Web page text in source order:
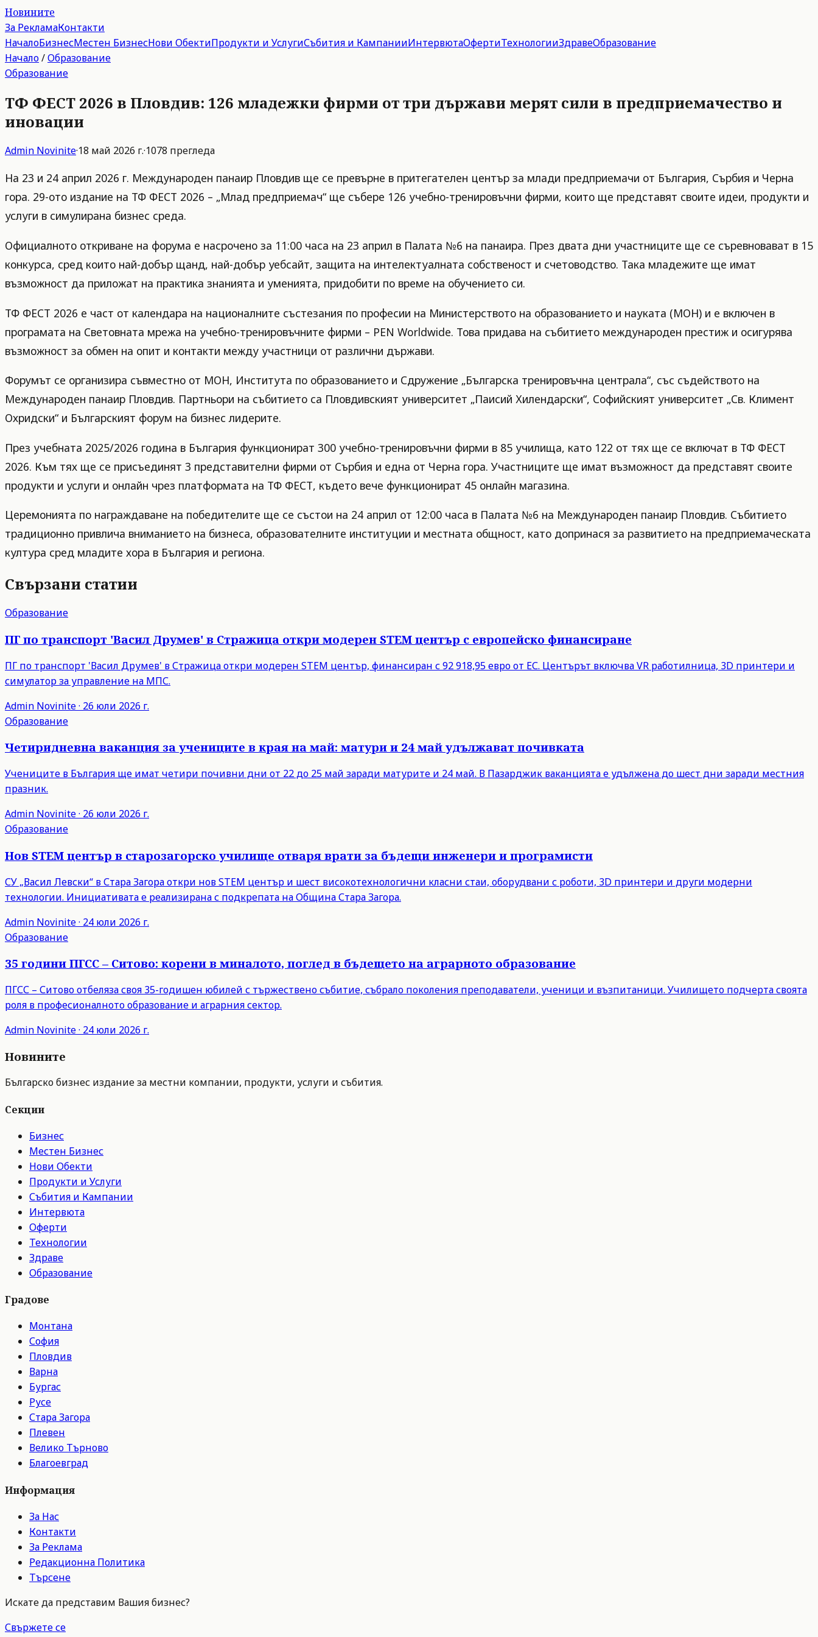
Новините
За РекламаКонтакти
НачалоБизнесМестен БизнесНови ОбектиПродукти и УслугиСъбития и КампанииИнтервютаОфертиТехнологииЗдравеОбразование
Начало/Образование
Образование
ТФ ФЕСТ 2026 в Пловдив: 126 младежки фирми от три държави мерят сили в предприемачество и
иновации
Admin Novinite·18 май 2026 г.·1078 прегледа
На 23 и 24 април 2026 г. Международен панаир Пловдив ще се превърне в притегателен център за млади предприемачи от България, Сърбия и Черна
гора. 29-ото издание на ТФ ФЕСТ 2026 – „Млад предприемач“ ще събере 126 учебно-тренировъчни фирми, които ще представят своите идеи, продукти и
услуги в симулирана бизнес среда.
Официалното откриване на форума е насрочено за 11:00 часа на 23 април в Палата №6 на панаира. През двата дни участниците ще се съревновават в 15
конкурса, сред които най-добър щанд, най-добър уебсайт, защита на интелектуалната собственост и счетоводство. Така младежите ще имат
възможност да приложат на практика знанията и уменията, придобити по време на обучението си.
ТФ ФЕСТ 2026 е част от календара на националните състезания по професии на Министерството на образованието и науката (МОН) и е включен в
програмата на Световната мрежа на учебно-тренировъчните фирми – PEN Worldwide. Това придава на събитието международен престиж и осигурява
възможност за обмен на опит и контакти между участници от различни държави.
Форумът се организира съвместно от МОН, Института по образованието и Сдружение „Българска тренировъчна централа“, със съдейството на
Международен панаир Пловдив. Партньори на събитието са Пловдивският университет „Паисий Хилендарски“, Софийският университет „Св. Климент
Охридски“ и Българският форум на бизнес лидерите.
През учебната 2025/2026 година в България функционират 300 учебно-тренировъчни фирми в 85 училища, като 122 от тях ще се включат в ТФ ФЕСТ
2026. Към тях ще се присъединят 3 представителни фирми от Сърбия и една от Черна гора. Участниците ще имат възможност да представят своите
продукти и услуги и онлайн чрез платформата на ТФ ФЕСТ, където вече функционират 45 онлайн магазина.
Церемонията по награждаване на победителите ще се състои на 24 април от 12:00 часа в Палата №6 на Международен панаир Пловдив. Събитието
традиционно привлича вниманието на бизнеса, образователните институции и местната общност, като допринася за развитието на предприемаческата
култура сред младите хора в България и региона.
Свързани статии
Образование
ПГ по транспорт 'Васил Друмев' в Стражица откри модерен STEM център с европейско финансиране
ПГ по транспорт 'Васил Друмев' в Стражица откри модерен STEM център, финансиран с 92 918,95 евро от ЕС. Центърът включва VR работилница, 3D принтери и
симулатор за управление на МПС.
Admin Novinite· 26 юли 2026 г.
Образование
Четиридневна ваканция за учениците в края на май: матури и 24 май удължават почивката
Учениците в България ще имат четири почивни дни от 22 до 25 май заради матурите и 24 май. В Пазарджик ваканцията е удължена до шест дни заради местния
празник.
Admin Novinite· 26 юли 2026 г.
Образование
Нов STEM център в старозагорско училище отваря врати за бъдещи инженери и програмисти
СУ „Васил Левски“ в Стара Загора откри нов STEM център и шест високотехнологични класни стаи, оборудвани с роботи, 3D принтери и други модерни
технологии. Инициативата е реализирана с подкрепата на Община Стара Загора.
Admin Novinite· 24 юли 2026 г.
Образование
35 години ПГСС – Ситово: корени в миналото, поглед в бъдещето на аграрното образование
ПГСС – Ситово отбеляза своя 35-годишен юбилей с тържествено събитие, събрало поколения преподаватели, ученици и възпитаници. Училището подчерта своята
роля в професионалното образование и аграрния сектор.
Admin Novinite· 24 юли 2026 г.
Новините
Българско бизнес издание за местни компании, продукти, услуги и събития.
Секции
Бизнес
Местен Бизнес
Нови Обекти
Продукти и Услуги
Събития и Кампании
Интервюта
Оферти
Технологии
Здраве
Образование
Градове
Монтана
София
Пловдив
Варна
Бургас
Русе
Стара Загора
Плевен
Велико Търново
Благоевград
Информация
За Нас
Контакти
За Реклама
Редакционна Политика
Търсене
Искате да представим Вашия бизнес?
Свържете се